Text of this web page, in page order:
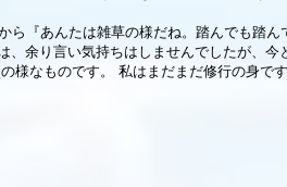
ら『あんたは雑草の様だね。踏んでも踏
、余り言い気持ちはしませんでしたが、今
様なものです。 私はまだまだ修行の身です